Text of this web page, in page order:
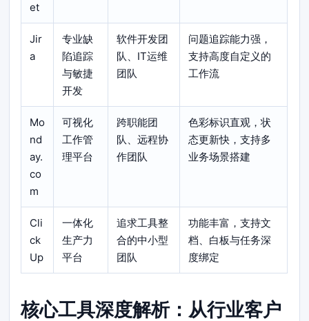
et
Jir
a
专业缺
陷追踪
与敏捷
开发
软件开发团
队、IT运维
团队
问题追踪能力强，
支持高度自定义的
工作流
Mo
nd
ay.
co
m
可视化
工作管
理平台
跨职能团
队、远程协
作团队
色彩标识直观，状
态更新快，支持多
业务场景搭建
Cli
ck
Up
一体化
生产力
平台
追求工具整
合的中小型
团队
功能丰富，支持文
档、白板与任务深
度绑定
核心工具深度解析：从行业客户